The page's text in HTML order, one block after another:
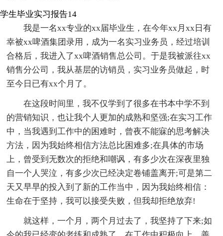
学生毕业实习报告14
我是一名xx专业的xx届毕业生，在今年xx月xx日有
幸被xx啤酒集团录用，成为一名实习业务员，经过培训
合格后，我进入了xx啤酒销售总公司。于是我被派往xx
销售分公司，我从基层的访销员，实习业务员做起，时
至今日已有xx个月了。
在这段时间里，我不仅学到了很多在书本中学不到
的营销知识，也让我个人更加的成熟和坚强;在实习工作
中，当我遇到工作中的困难时，曾夜不能寐的思考解决
方法，因为我始终相信方法总比困难多;在具体的市场
上，曾受到无数次的拒绝和嘲讽，有多少次在深夜里独
自一个人哭泣，有多少次已经决定卷铺盖离开;可是第二
天又早早的投入到了新的工作当中，因为我始终相信：
生命在于坚持，我可以接受失败，但我却拒绝放弃!
就这样，一个月，两个月过去了，我坚持了下来;如